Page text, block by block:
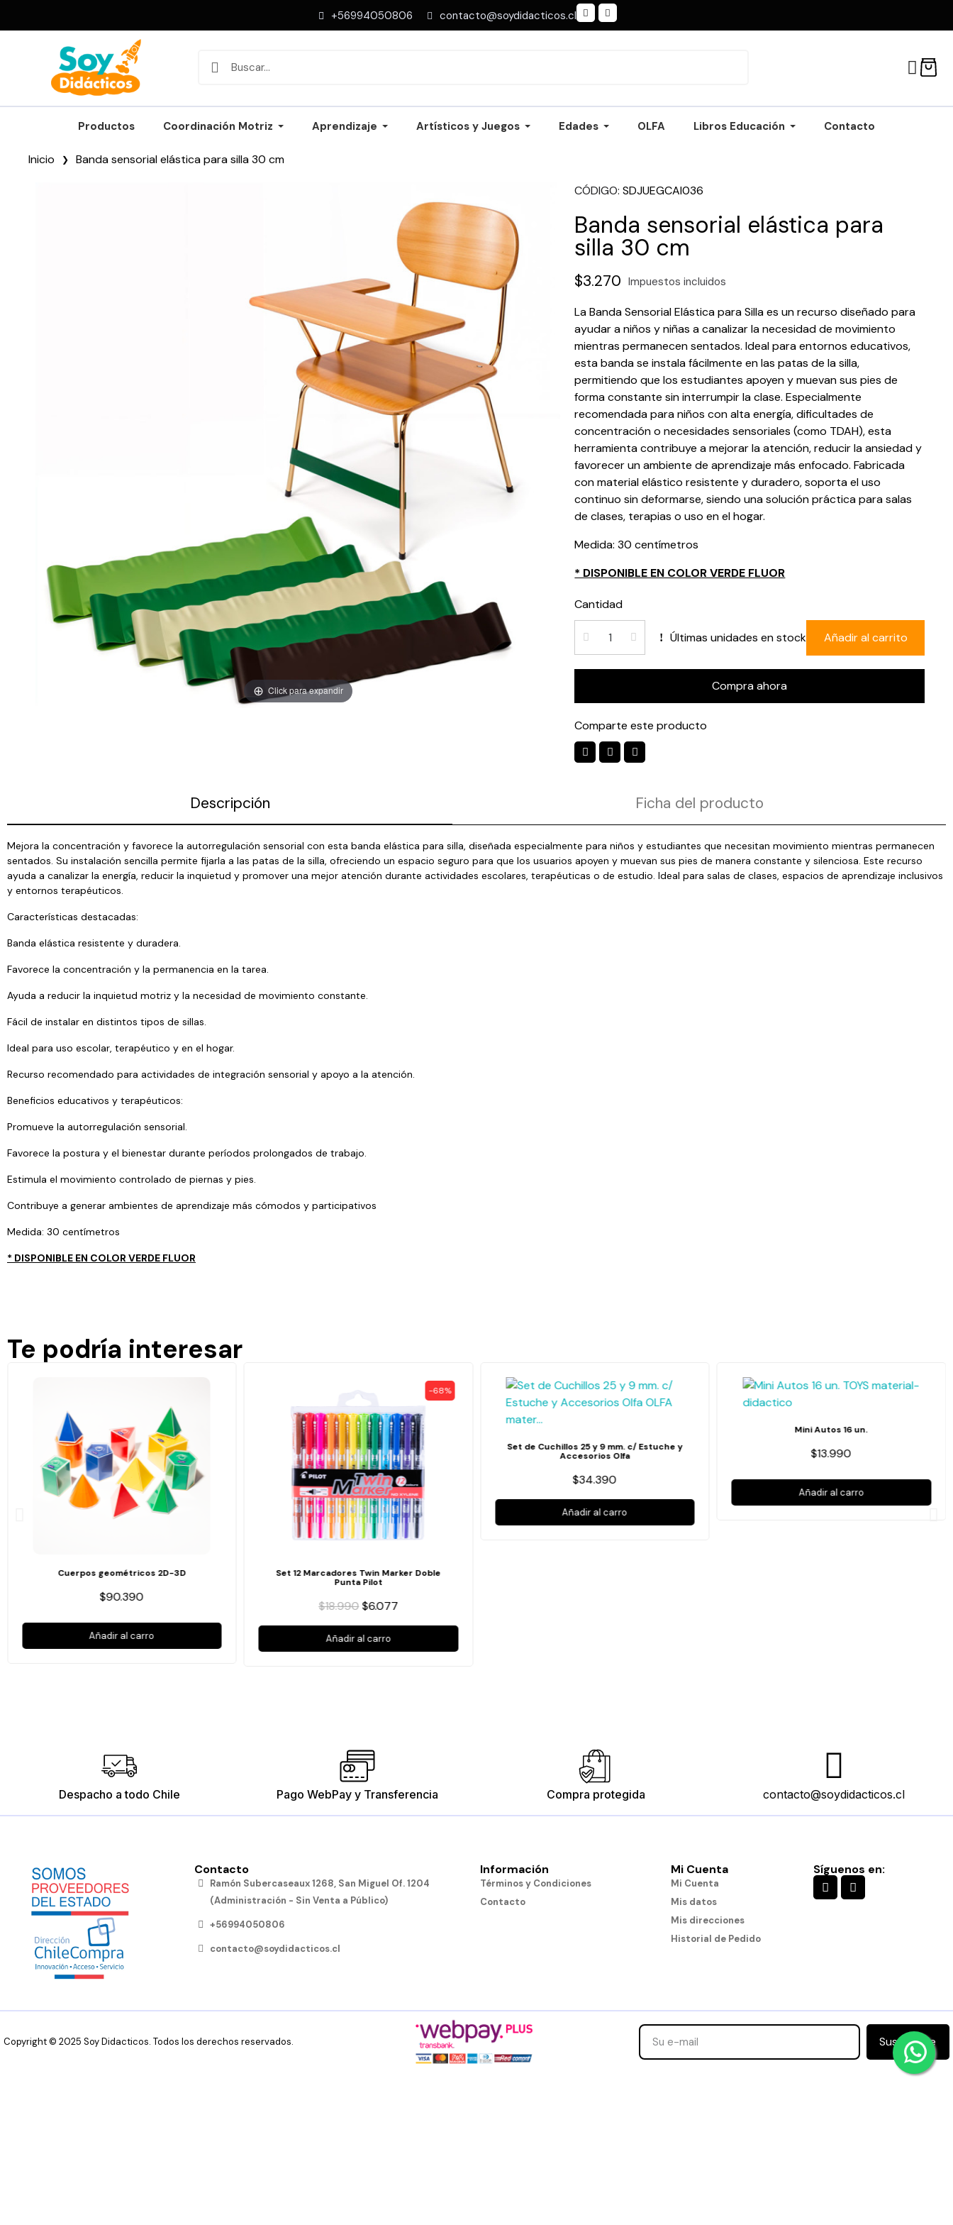
+56994050806 contacto@soydidacticos.cl
Productos Coordinación Motriz Aprendizaje Artísticos y Juegos Edades OLFA Libros Educación Contacto
Inicio Banda sensorial elástica para silla 30 cm
Click para expandir
CÓDIGO SDJUEGCAI036
Banda sensorial elástica para
silla 30 cm
$3.270 Impuestos incluidos
La Banda Sensorial Elástica para Silla es un recurso diseñado para
ayudar a niños y niñas a canalizar la necesidad de movimiento
mientras permanecen sentados. Ideal para entornos educativos,
esta banda se instala fácilmente en las patas de la silla,
permitiendo que los estudiantes apoyen y muevan sus pies de
forma constante sin interrumpir la clase. Especialmente
recomendada para niños con alta energía, dificultades de
concentración o necesidades sensoriales (como TDAH), esta
herramienta contribuye a mejorar la atención, reducir la ansiedad y
favorecer un ambiente de aprendizaje más enfocado. Fabricada
con material elástico resistente y duradero, soporta el uso
continuo sin deformarse, siendo una solución práctica para salas
de clases, terapias o uso en el hogar.
Medida: 30 centímetros
* DISPONIBLE EN COLOR VERDE FLUOR
Cantidad
Últimas unidades en stock Añadir al carrito
Compra ahora
Comparte este producto
Descripción Ficha del producto
Mejora la concentración y favorece la autorregulación sensorial con esta banda elástica para silla, diseñada especialmente para niños y estudiantes que necesitan movimiento mientras permanecen
sentados. Su instalación sencilla permite fijarla a las patas de la silla, ofreciendo un espacio seguro para que los usuarios apoyen y muevan sus pies de manera constante y silenciosa. Este recurso
ayuda a canalizar la energía, reducir la inquietud y promover una mejor atención durante actividades escolares, terapéuticas o de estudio. Ideal para salas de clases, espacios de aprendizaje inclusivos
y entornos terapéuticos.
Características destacadas:
Banda elástica resistente y duradera.
Favorece la concentración y la permanencia en la tarea.
Ayuda a reducir la inquietud motriz y la necesidad de movimiento constante.
Fácil de instalar en distintos tipos de sillas.
Ideal para uso escolar, terapéutico y en el hogar.
Recurso recomendado para actividades de integración sensorial y apoyo a la atención.
Beneficios educativos y terapéuticos:
Promueve la autorregulación sensorial.
Favorece la postura y el bienestar durante períodos prolongados de trabajo.
Estimula el movimiento controlado de piernas y pies.
Contribuye a generar ambientes de aprendizaje más cómodos y participativos
Medida: 30 centímetros
* DISPONIBLE EN COLOR VERDE FLUOR
Te podría interesar
Cuerpos geométricos 2D-3D
$90.390
Añadir al carro
-68%
Set 12 Marcadores Twin Marker Doble
Punta Pilot
$18.990$6.077
Añadir al carro
Set de Cuchillos 25 y 9 mm. c/ Estuche y
Accesorios Olfa
$34.390
Añadir al carro
Mini Autos 16 un.
$13.990
Añadir al carro
Despacho a todo Chile Pago WebPay y Transferencia Compra protegida contacto@soydidacticos.cl
Contacto
Ramón Subercaseaux 1268, San Miguel Of. 1204
(Administración - Sin Venta a Público)
+56994050806
contacto@soydidacticos.cl
Información
Términos y Condiciones
Contacto
Mi Cuenta
Mi Cuenta
Mis datos
Mis direcciones
Historial de Pedido
Síguenos en:
Copyright © 2025 Soy Didacticos. Todos los derechos reservados. Suscribirse